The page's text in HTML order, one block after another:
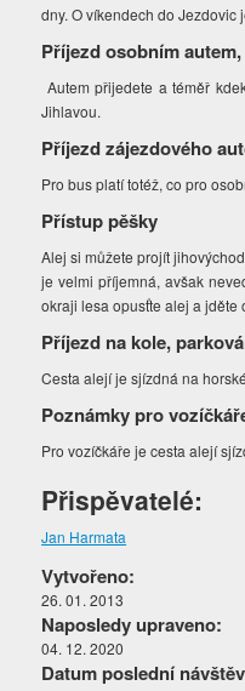
dny. O víkendech do
Příjezd osobním
Autem přijedete a téměř
Jihlavou.
Příjezd zájezdového
Pro bus platí totéž, co pro
Přístup pěšky
Alej si můžete projít
je velmi příjemná, avšak
okraji lesa opusťte alej a
Příjezd na kole,
Cesta alejí je sjízdná na
Poznámky pro
Pro vozíčkáře je cesta alejí
Přispěvatelé:
Jan Harmata
Vytvořeno:
26. 01. 2013
Naposledy upraveno:
04. 12. 2020
Datum poslední